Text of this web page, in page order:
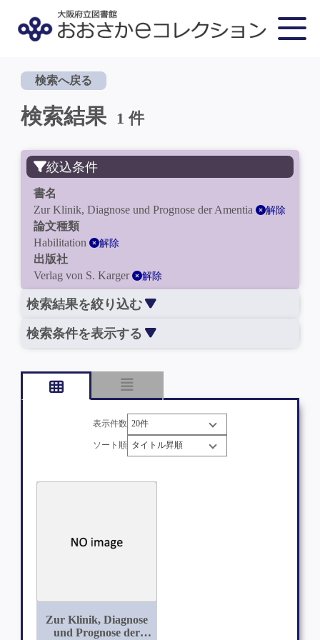
検索へ戻る
検索結果 1 件
絞込条件
書名
Zur Klinik, Diagnose und Prognose der Amentia
解除
論文種類
Habilitation
解除
出版社
Verlag von S. Karger
解除
検索結果を絞り込む
検索条件を表示する
表示件数
ソート順
Zur Klinik, Diagnose
und Prognose der